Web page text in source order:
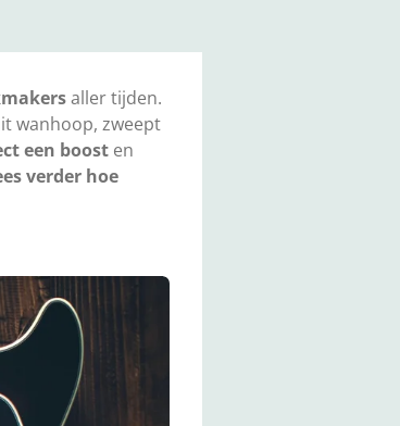
aller tijden.
wanhoop, zweept
een boost en
verder hoe